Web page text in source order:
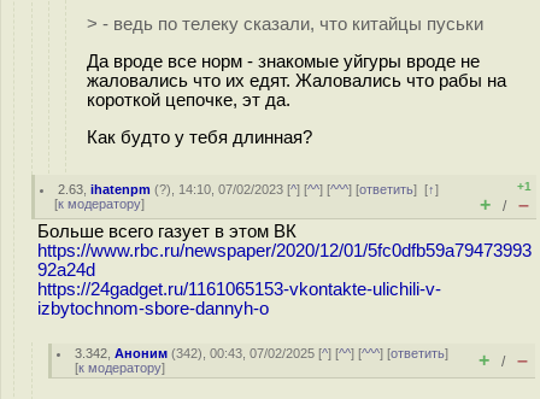
> - ведь по телеку сказали, что китайцы пуськи
Да вроде все норм - знакомые уйгуры вроде не
жаловались что их едят. Жаловались что рабы на
короткой цепочке, эт да.
Как будто у тебя длинная?
2.63 ,ihatenpm (?), 14:10, 07/02/2023 [^] [^^] [^^^] [ответить][↑]
[к модератору]
+1
+ / –
Больше всего газует в этом ВК
https://www.rbc.ru/newspaper/2020/12/01/5fc0dfb59a79473993
92a24d
https://24gadget.ru/1161065153-vkontakte-ulichili-v-
izbytochnom-sbore-dannyh-o
3.342 ,Аноним (342), 00:43, 07/02/2025 [^] [^^] [^^^] [ответить]
[к модератору] + / –